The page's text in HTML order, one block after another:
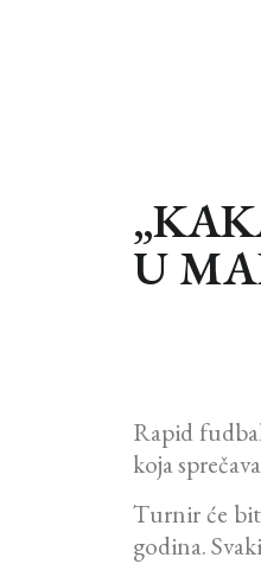
U
Rapid
koja
Turnir će
godina.